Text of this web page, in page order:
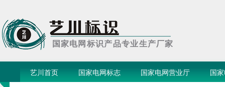
国家电网标识产品专业生产厂家
艺川首页 国家电网标志 国家电网营业厅 国